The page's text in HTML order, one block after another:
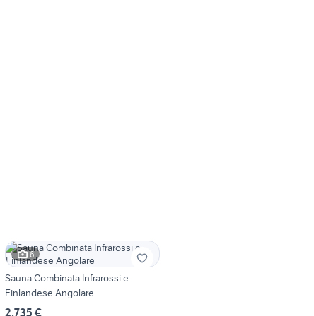
6
Sauna Combinata Infrarossi e
Finlandese Angolare
2.735 €